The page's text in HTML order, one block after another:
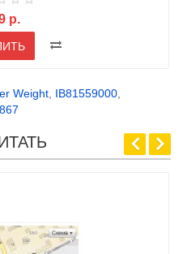
р.
Weight, IB81559000,